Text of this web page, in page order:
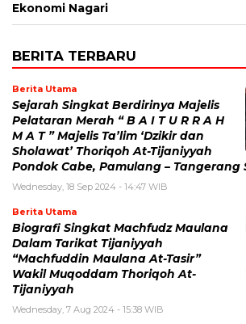
Ekonomi Nagari
BERITA TERBARU
Berita Utama
Sejarah Singkat Berdirinya Majelis
Pelataran Merah “ B A I T U R R A H
M A T ” Majelis Ta’lim ‘Dzikir dan
Sholawat’ Thoriqoh At-Tijaniyyah
Pondok Cabe, Pamulang – Tangerang
Wednesday, 18 Sep 2024 - 14:47 WIB
Berita Utama
Biografi Singkat Machfudz Maulana
Dalam Tarikat Tijaniyyah
“Machfuddin Maulana At-Tasir”
Wakil Muqoddam Thoriqoh At-
Tijaniyyah
Wednesday, 7 Aug 2024 - 15:38 WIB